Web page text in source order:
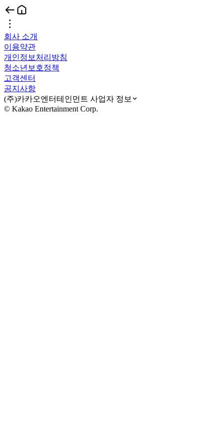
회사 소개
이용약관
개인정보처리방침
청소년보호정책
고객센터
공지사항
(주)카카오엔터테인먼트 사업자 정보
© Kakao Entertainment Corp.